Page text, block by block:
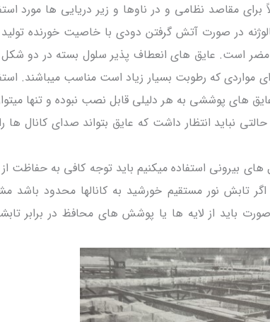
مقاصد نظامی و در ناوها و زیر دریایی ها مورد
در صورت آتش گرفتن دودی با خاصیت خورنده
است. عایق های انعطاف پذیر سلول بسته در دو شکل
مواردی که رطوبت بسیار زیاد است مناسب میباشند.
های پوششی به هر دلیلی قابل نصب نبوده و تنها
نباید انتظار داشت که عایق بتواند صدای کانال ها
های بیرونی استفاده میکنیم باید توجه کافی به حفاظت از
تابش نور مستقیم خورشید به کانالها محدود باشد
باید از لایه ها یا پوشش های محافظ در برابر